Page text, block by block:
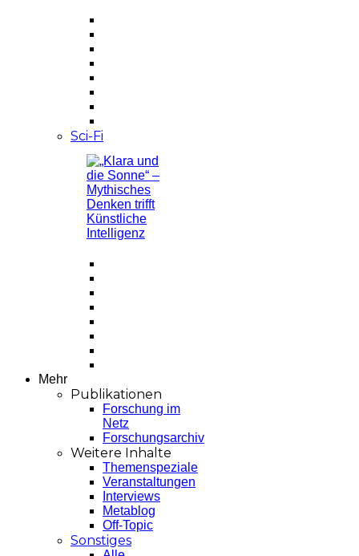
Sci-Fi
Mehr
Publikationen
Forschung im
Netz
Forschungsarchiv
Weitere Inhalte
Themenspeziale
Veranstaltungen
Interviews
Metablog
Off-Topic
Sonstiges